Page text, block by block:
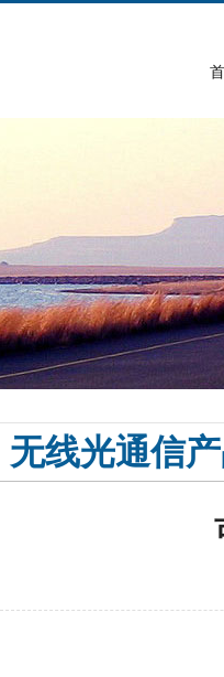
无线光通信